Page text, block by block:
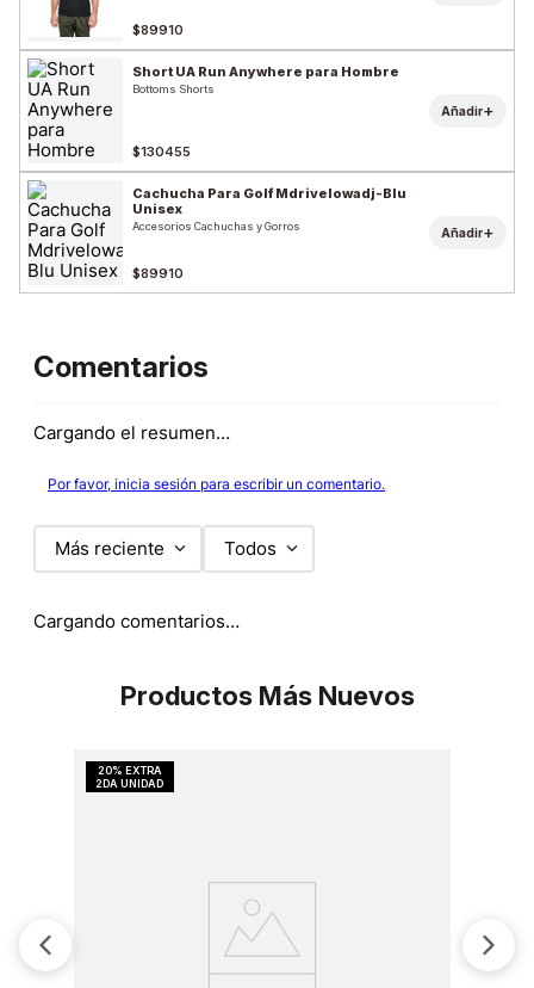
$89910
Short UA Run Anywhere para Hombre
Bottoms Shorts
$130455
Añadir+
Cachucha Para Golf Mdrivelowadj-Blu
Unisex
Accesorios Cachuchas y Gorros
$89910
Añadir+
Comentarios
Cargando el resumen…
Por favor, inicia sesión para escribir un comentario.
Más reciente Todos
Cargando comentarios…
Productos Más Nuevos